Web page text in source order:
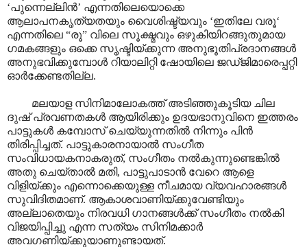
‘പുന്നെല്ലിൻ’ എന്നതിലെയൊക്കെ
ആലാപനകൃത്യതയും വൈശിഷ്ട്യവും ‘ഇതിലേ വരൂ‘
എന്നതിലെ “രൂ” വിലെ സൂക്ഷ്മവും ഒഴുകിയിറങ്ങുതുമായ
ഗമകങ്ങളും ഒക്കെ സൃഷ്ടിയ്ക്കുന്ന അനുഭൂതിപ്രദാനങ്ങൾ
അനുഭവിക്കുമ്പോൾ റിയാലിറ്റി ഷോയിലെ ജഡ്ജിമാരെപ്പറ്റി
ഓർക്കേണ്ടതില്ല.
മലയാള സിനിമാലോകത്ത് അടിഞ്ഞുകൂടിയ ചില
ദുഷ് പ്രവണതകൾ ആയിരിക്കും ഉദയഭാനുവിനെ ഇത്തരം
പാട്ടുകൾ കമ്പോസ് ചെയ്യുന്നതിൽ നിന്നും പിൻ
തിരിപ്പിച്ചത്. പാട്ടുകാരനായാൽ സംഗീത
സംവിധായകനാകരുത്, സംഗീതം നൽകുന്നുണ്ടെങ്കിൽ
അതു ചെയ്താൽ മതി, പാട്ടുപാടാൻ വേറെ ആളെ
വിളിയ്ക്കും എന്നൊക്കെയുള്ള നീചമായ വ്യവഹാരങ്ങൾ
സുവിദിതമാണ്. ആ‍കാ‍ശവാണിയ്ക്കുവേണ്ടിയും
അല്ലാതെയും നിരവധി ഗാനങ്ങൾക്ക് സംഗീതം നൽകി
വിജയിപ്പിച്ചു എന്ന സത്യം സിനിമക്കാർ
അവഗണിയ്ക്കുയാണുണ്ടായത്.